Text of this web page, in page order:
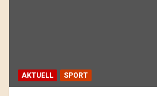
AKTUELL SPORT